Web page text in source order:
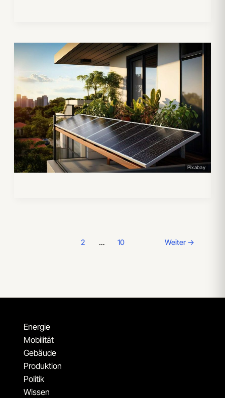
Pixabay
2 … 10 Weiter →
Energie
Mobilität
Gebäude
Produktion
Politik
Wissen